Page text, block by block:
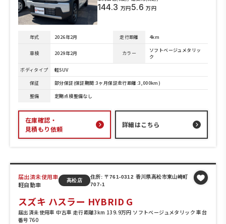
144.3 万円5.6 万円
年式 2026年2月 走行距離 4km
車検 2029年2月 カラー
ソフトベージュメタリッ
ク
ボディタイプ
軽SUV
保証
部分保証(保証期間:3ヶ月保証走行距離:3,000km)
整備
定期点検整備なし
在庫確認・
見積もり依頼
詳細はこちら
届出済未使用車
軽自動車
高松店
住所: 〒761-0312 香川県高松市東山崎町
707-1
スズキ ハスラー HYBRID G
届出済未使用車 中古車 走行距離3km 139.9万円 ソフトベージュメタリック 車台
番号760